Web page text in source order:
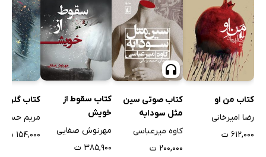
کتاب من او
رضا امیرخانی
۶۱۲,۰۰۰ ت
کتاب صوتی سین
مثل سودابه
کاوه میرعباسی
۲۰۰,۰۰۰ ت
کتاب سقوط از
خویش
مهرنوش صفایی
۳۸۵,۹۰۰ ت
کتاب گلرخ
مریم حسنی
۱۵۴,۰۰۰ ت